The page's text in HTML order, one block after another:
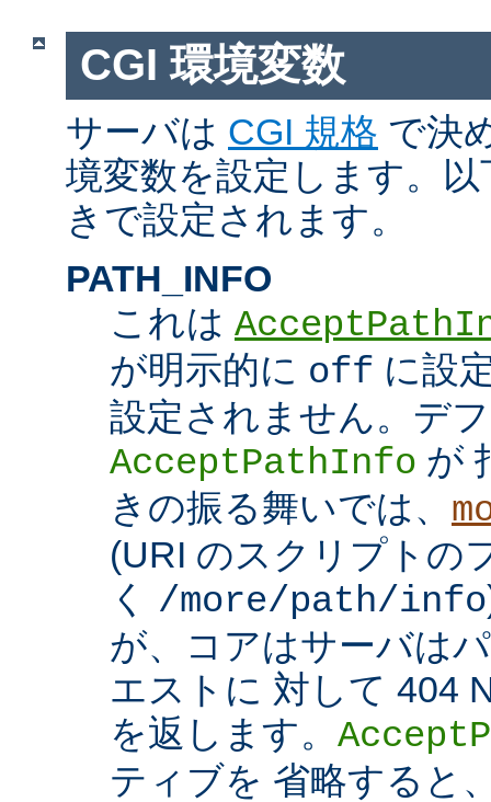
CGI 環境変数
サーバは CGI 規格 で決
境変数を設定します。
きで設定されます。
PATH_INFO
これは
が明示的に off に設
設定されません。デ
AcceptPathInfo が
きの振る舞いでは、
(URI のスクリプトの
く /more/path/info
が、コアはサーバは
エストに 対して 404
を返します。
ティブを 省略すると